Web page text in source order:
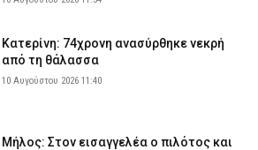
Κατερίνη: 74χρονη ανασύρθηκε νεκρή
από τη θάλασσα
10 Αυγούστου 2026 11:40
Μήλος: Στον εισαγγελέα ο πιλότος και